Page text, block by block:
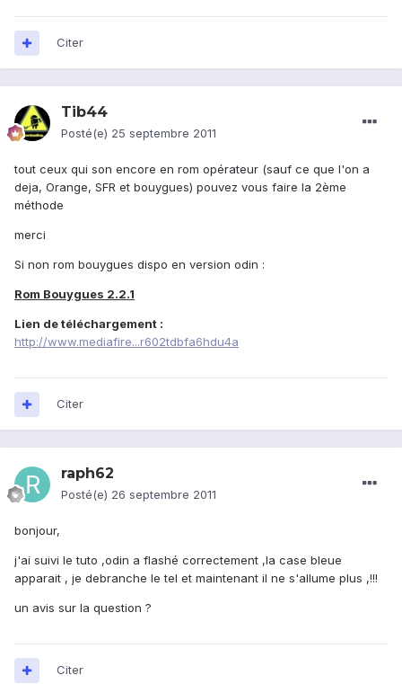
Citer
Tib44
Posté(e) 25 septembre 2011
tout ceux qui son encore en rom opérateur (sauf ce que l'on a
deja, Orange, SFR et bouygues) pouvez vous faire la 2ème
méthode
merci
Si non rom bouygues dispo en version odin :
Rom Bouygues 2.2.1
Lien de téléchargement :
http://www.mediafire...r602tdbfa6hdu4a
Citer
raph62
Posté(e) 26 septembre 2011
bonjour,
j'ai suivi le tuto ,odin a flashé correctement ,la case bleue
apparait , je debranche le tel et maintenant il ne s'allume plus ,!!!
un avis sur la question ?
Citer